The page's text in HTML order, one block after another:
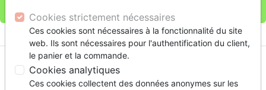
shopping_cart
Cookies strictement nécessaires
Ces cookies sont nécessaires à la fonctionnalité du site
web. Ils sont nécessaires pour l'authentification du client,
le panier et la commande.
Cookies analytiques
Ces cookies collectent des données anonymes sur les